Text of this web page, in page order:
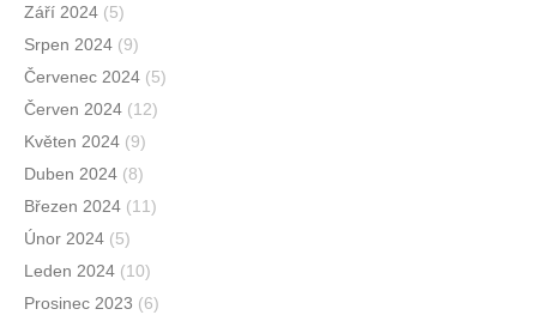
Září 2024 (5)
Srpen 2024 (9)
Červenec 2024 (5)
Červen 2024 (12)
Květen 2024 (9)
Duben 2024 (8)
Březen 2024 (11)
Únor 2024 (5)
Leden 2024 (10)
Prosinec 2023 (6)